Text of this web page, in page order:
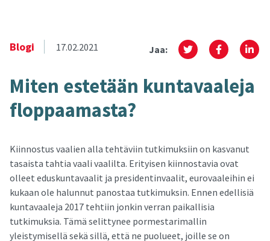
Blogi 17.02.2021 Jaa:
Miten es­te­tään kun­ta­vaa­le­ja
flop­paa­mas­ta?
Kiinnostus vaalien alla tehtäviin tutkimuksiin on kasvanut
tasaista tahtia vaali vaalilta. Erityisen kiinnostavia ovat
olleet eduskuntavaalit ja presidentinvaalit, eurovaaleihin ei
kukaan ole halunnut panostaa tutkimuksin. Ennen edellisiä
kuntavaaleja 2017 tehtiin jonkin verran paikallisia
tutkimuksia. Tämä selittynee pormestarimallin
yleistymisellä sekä sillä, että ne puolueet, joille se on